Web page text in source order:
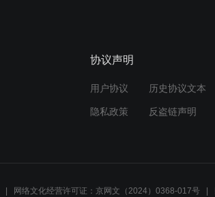
协议声明
用户协议 历史协议文本
隐私政策 反盗链声明
网络文化经营许可证：京网文（2024）0368-017号